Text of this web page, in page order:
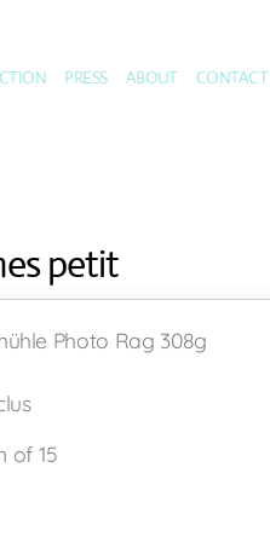
PRESS ABOUT CONTACT
petit
Photo Rag 308g
of 15